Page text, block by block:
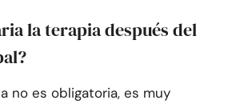
la terapia después del
no es obligatoria, es muy